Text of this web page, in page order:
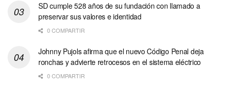
SD cumple 528 años de su fundación con llamado a
preservar sus valores e identidad
0 COMPARTIR
Johnny Pujols afirma que el nuevo Código Penal deja
ronchas y advierte retrocesos en el sistema eléctrico
0 COMPARTIR